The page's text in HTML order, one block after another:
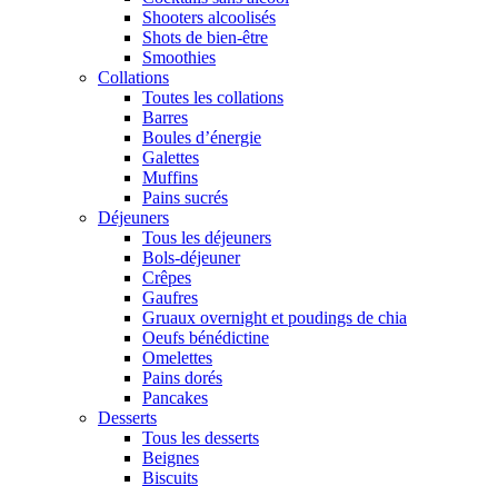
Shooters alcoolisés
Shots de bien-être
Smoothies
Collations
Toutes les collations
Barres
Boules d’énergie
Galettes
Muffins
Pains sucrés
Déjeuners
Tous les déjeuners
Bols-déjeuner
Crêpes
Gaufres
Gruaux overnight et poudings de chia
Oeufs bénédictine
Omelettes
Pains dorés
Pancakes
Desserts
Tous les desserts
Beignes
Biscuits